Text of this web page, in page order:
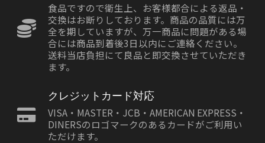
食品ですので衛生上、お客様都合による返品・
交換はお断りしております。商品の品質には万
全を期していますが、万一商品に問題がある場
合には商品到着後3日以内にご連絡ください。
送料当店負担にて良品と即交換させていただき
ます。
クレジットカード対応
VISA・MASTER・JCB・AMERICAN EXPRESS・
DINERSのロゴマークのあるカードがご利用い
ただけます。